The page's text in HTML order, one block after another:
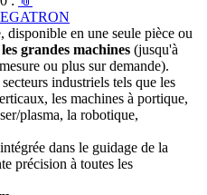
disponible en une seule pièce ou
grandes machines (jusqu'à
ou plus sur demande).
industriels tels que les
les machines à portique,
plasma, la robotique,
dans le guidage de la
précision à toutes les